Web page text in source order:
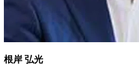
根岸 弘光